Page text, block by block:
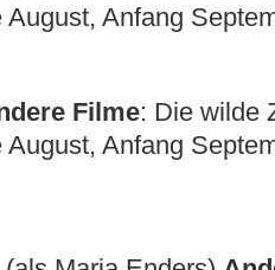
Anfang
Filme: Die wilde
Anfang